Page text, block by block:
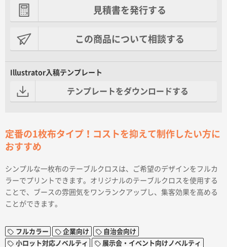
見積書を発行する
この商品について相談する
Illustrator入稿テンプレート
テンプレートをダウンロードする
定番の1枚布タイプ！コストを抑えて制作したい方に
おすすめ
シンプルな一枚布のテーブルクロスは、ご希望のデザインをフルカ
ラーでプリントできます。オリジナルのテーブルクロスを使用する
ことで、ブースの雰囲気をワンランクアップし、集客効果を高める
ことができます。
フルカラー 企業向け
自治会向け
小ロット対応ノベルティ
展示会・イベント向けノベルティ